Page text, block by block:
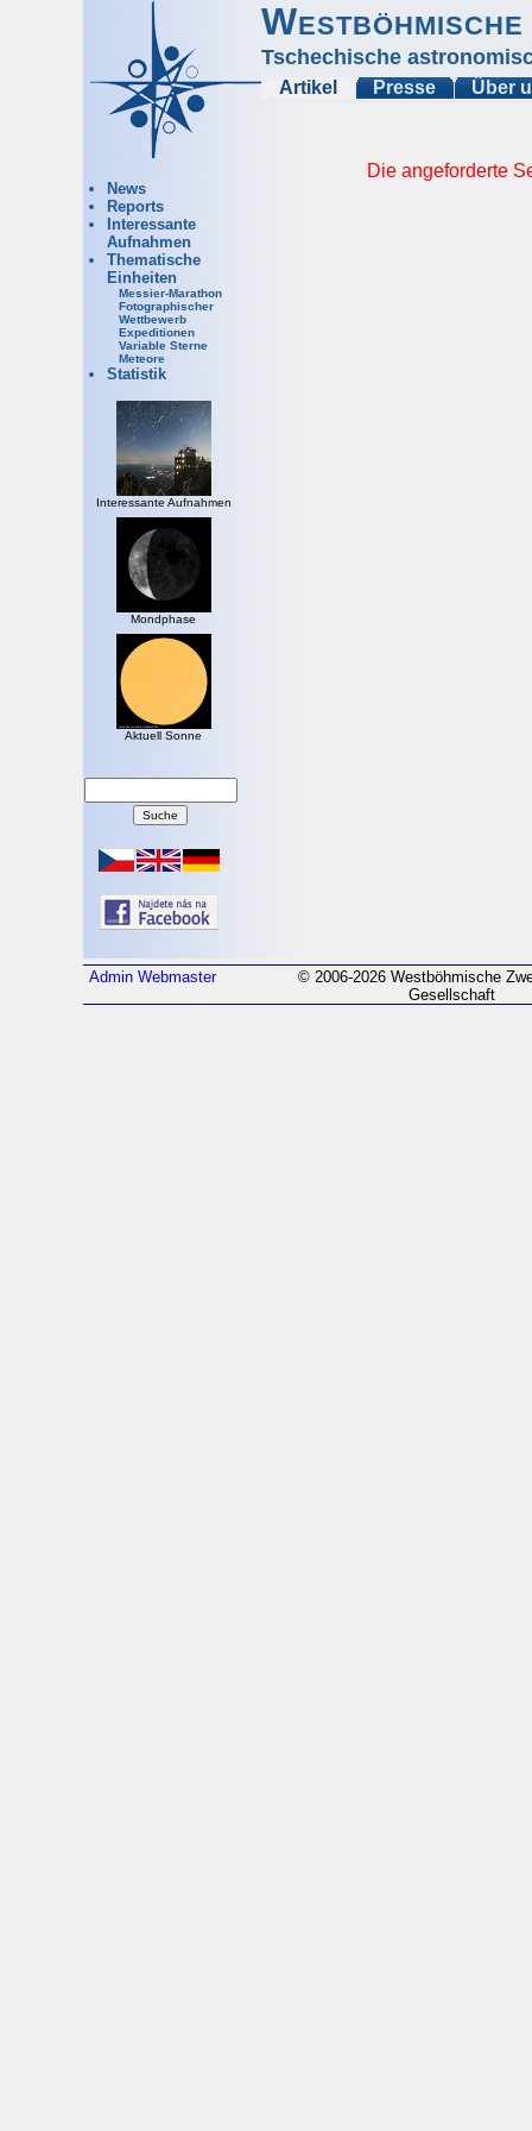
Tschechische
Artikel Presse Über
News
Reports
Interessante
Aufnahmen
Thematische
Einheiten
Messier-Marathon
Fotographischer
Wettbewerb
Expeditionen
Variable Sterne
Meteore
Statistik
Interessante Aufnahmen
Mondphase
Aktuell Sonne
Die angeforderte
Admin Webmaster
© 2006-2026 Westböhmische
Gesellschaft